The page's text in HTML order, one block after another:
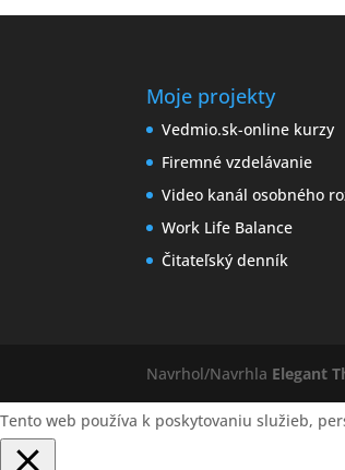
Moje projekty
Vedmio.sk-online kurzy
Firemné vzdelávanie
Video kanál osobného
Work Life Balance
Čitateľský denník
Navrhol/Navrhla Elegant
Tento web používa k poskytovaniu služieb,